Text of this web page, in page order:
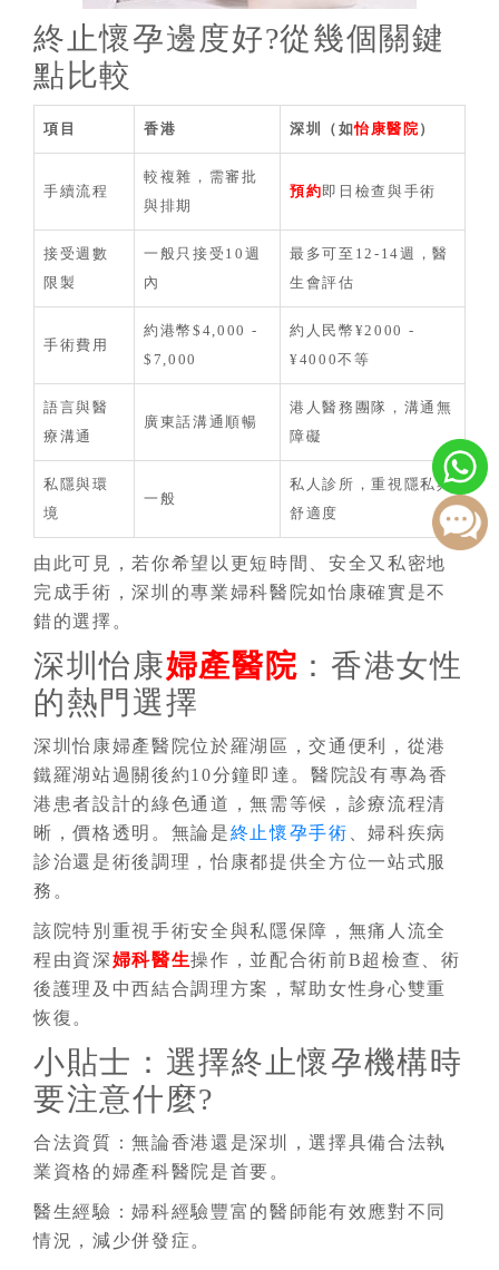
終止懷孕邊度好?從幾個關鍵
點比較
項目 香港 深圳（如怡康醫院 ）
手續流程
較複雜，需審批
與排期
預約即日檢查與手術
接受週數
限製
一般只接受10週
內
最多可至12-14週，醫
生會評估
手術費用
約港幣$4,000 -
$7,000
約人民幣¥2000 -
¥4000不等
語言與醫
療溝通
廣東話溝通順暢
港人醫務團隊，溝通無
障礙
私隱與環
境
一般
私人診所，重視隱私與
舒適度
由此可見，若你希望以更短時間、安全又私密地
完成手術，深圳的專業婦科醫院如怡康確實是不
錯的選擇。
深圳怡康婦產醫院 ：香港女性
的熱門選擇
深圳怡康婦產醫院位於羅湖區，交通便利，從港
鐵羅湖站過關後約10分鐘即達。醫院設有專為香
港患者設計的綠色通道，無需等候，診療流程清
晰，價格透明。無論是終止懷孕手術
、婦科疾病
診治還是術後調理，怡康都提供全方位一站式服
務。
該院特別重視手術安全與私隱保障，無痛人流全
程由資深婦科醫生操作，並配合術前B超檢查、術
後護理及中西結合調理方案，幫助女性身心雙重
恢復。
小貼士：選擇終止懷孕機構時
要注意什麼?
合法資質：無論香港還是深圳，選擇具備合法執
業資格的婦產科醫院是首要。
醫生經驗：婦科經驗豐富的醫師能有效應對不同
情況，減少併發症。